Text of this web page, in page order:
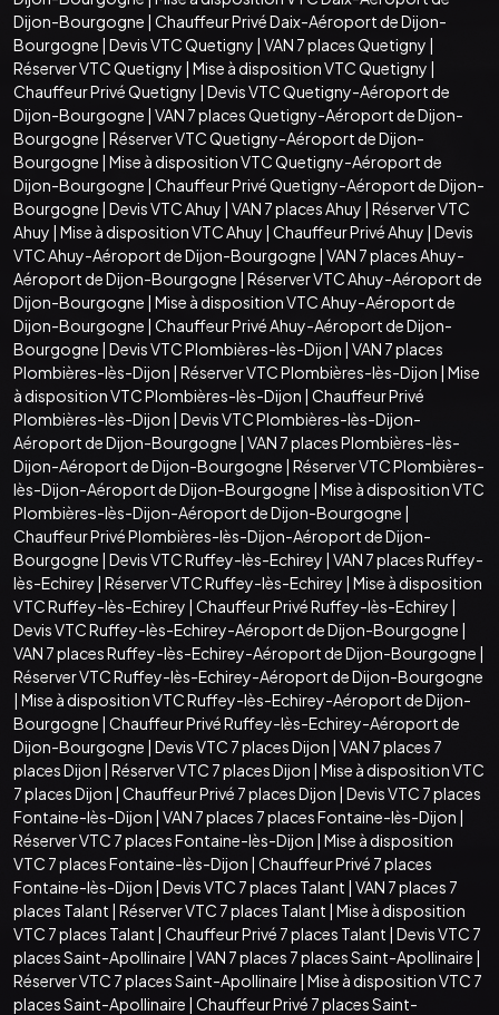
Dijon-Bourgogne | Chauffeur Privé Daix-Aéroport de Dijon-
Bourgogne | Devis VTC Quetigny | VAN 7 places Quetigny |
Réserver VTC Quetigny | Mise à disposition VTC Quetigny |
Chauffeur Privé Quetigny | Devis VTC Quetigny-Aéroport de
Dijon-Bourgogne | VAN 7 places Quetigny-Aéroport de Dijon-
Bourgogne | Réserver VTC Quetigny-Aéroport de Dijon-
Bourgogne | Mise à disposition VTC Quetigny-Aéroport de
Dijon-Bourgogne | Chauffeur Privé Quetigny-Aéroport de Dijon-
Bourgogne | Devis VTC Ahuy | VAN 7 places Ahuy | Réserver VTC
Ahuy | Mise à disposition VTC Ahuy | Chauffeur Privé Ahuy | Devis
VTC Ahuy-Aéroport de Dijon-Bourgogne | VAN 7 places Ahuy-
Aéroport de Dijon-Bourgogne | Réserver VTC Ahuy-Aéroport de
Dijon-Bourgogne | Mise à disposition VTC Ahuy-Aéroport de
Dijon-Bourgogne | Chauffeur Privé Ahuy-Aéroport de Dijon-
Bourgogne | Devis VTC Plombières-lès-Dijon | VAN 7 places
Plombières-lès-Dijon | Réserver VTC Plombières-lès-Dijon | Mise
à disposition VTC Plombières-lès-Dijon | Chauffeur Privé
Plombières-lès-Dijon | Devis VTC Plombières-lès-Dijon-
Aéroport de Dijon-Bourgogne | VAN 7 places Plombières-lès-
Dijon-Aéroport de Dijon-Bourgogne | Réserver VTC Plombières-
lès-Dijon-Aéroport de Dijon-Bourgogne | Mise à disposition VTC
Plombières-lès-Dijon-Aéroport de Dijon-Bourgogne |
Chauffeur Privé Plombières-lès-Dijon-Aéroport de Dijon-
Bourgogne | Devis VTC Ruffey-lès-Echirey | VAN 7 places Ruffey-
lès-Echirey | Réserver VTC Ruffey-lès-Echirey | Mise à disposition
VTC Ruffey-lès-Echirey | Chauffeur Privé Ruffey-lès-Echirey |
Devis VTC Ruffey-lès-Echirey-Aéroport de Dijon-Bourgogne |
VAN 7 places Ruffey-lès-Echirey-Aéroport de Dijon-Bourgogne |
Réserver VTC Ruffey-lès-Echirey-Aéroport de Dijon-Bourgogne
| Mise à disposition VTC Ruffey-lès-Echirey-Aéroport de Dijon-
Bourgogne | Chauffeur Privé Ruffey-lès-Echirey-Aéroport de
Dijon-Bourgogne | Devis VTC 7 places Dijon | VAN 7 places 7
places Dijon | Réserver VTC 7 places Dijon | Mise à disposition VTC
7 places Dijon | Chauffeur Privé 7 places Dijon | Devis VTC 7 places
Fontaine-lès-Dijon | VAN 7 places 7 places Fontaine-lès-Dijon |
Réserver VTC 7 places Fontaine-lès-Dijon | Mise à disposition
VTC 7 places Fontaine-lès-Dijon | Chauffeur Privé 7 places
Fontaine-lès-Dijon | Devis VTC 7 places Talant | VAN 7 places 7
places Talant | Réserver VTC 7 places Talant | Mise à disposition
VTC 7 places Talant | Chauffeur Privé 7 places Talant | Devis VTC 7
places Saint-Apollinaire | VAN 7 places 7 places Saint-Apollinaire |
Réserver VTC 7 places Saint-Apollinaire | Mise à disposition VTC 7
places Saint-Apollinaire | Chauffeur Privé 7 places Saint-